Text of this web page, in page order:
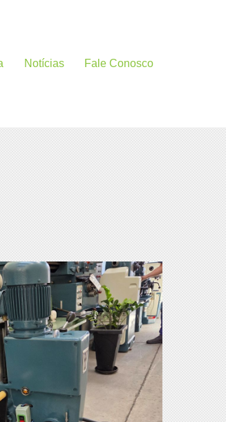
Notícias Fale Conosco